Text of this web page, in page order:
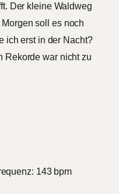
Der kleine Waldweg
soll es noch
ich erst in der Nacht?
Rekorde war nicht zu
143 bpm